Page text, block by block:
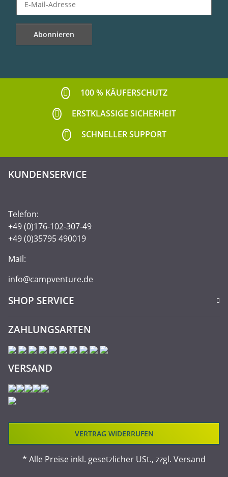
Abonnieren
100 % KÄUFERSCHUTZ
ERSTKLASSIGE SICHERHEIT
SCHNELLER SUPPORT
KUNDENSERVICE
Telefon:
+49 (0)176-102-307-49
+49 (0)35795 490019
Mail:
info@campventure.de
SHOP SERVICE
ZAHLUNGSARTEN
VERSAND
VERTRAG WIDERRUFEN
* Alle Preise inkl. gesetzlicher USt., zzgl. Versand